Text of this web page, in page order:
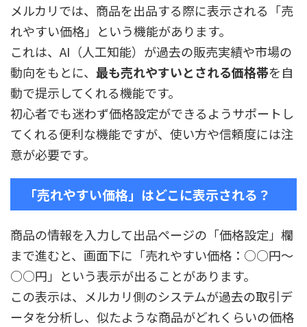
メルカリでは、商品を出品する際に表示される「売
れやすい価格」という機能があります。
これは、AI（人工知能）が過去の販売実績や市場の
動向をもとに、 最も売れやすいとされる価格帯を自
動で提示してくれる機能です。
初心者でも迷わず価格設定ができるようサポートし
てくれる便利な機能ですが、使い方や信頼度には注
意が必要です。
「売れやすい価格」はどこに表示される？
商品の情報を入力して出品ページの「価格設定」欄
まで進むと、画面下に「売れやすい価格：○○円〜
○○円」という表示が出ることがあります。
この表示は、メルカリ側のシステムが過去の取引デ
ータを分析し、似たような商品がどれくらいの価格